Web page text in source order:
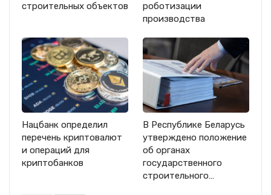
строительных объектов
роботизации
производства
Нацбанк определил
перечень криптовалют
и операций для
криптобанков
В Республике Беларусь
утверждено положение
об органах
государственного
строительного…